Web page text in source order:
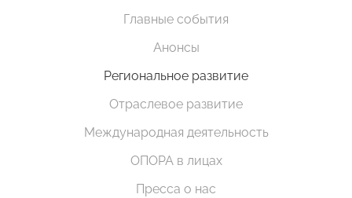
Главные события
Анонсы
Региональное развитие
Отраслевое развитие
Международная деятельность
ОПОРА в лицах
Пресса о нас